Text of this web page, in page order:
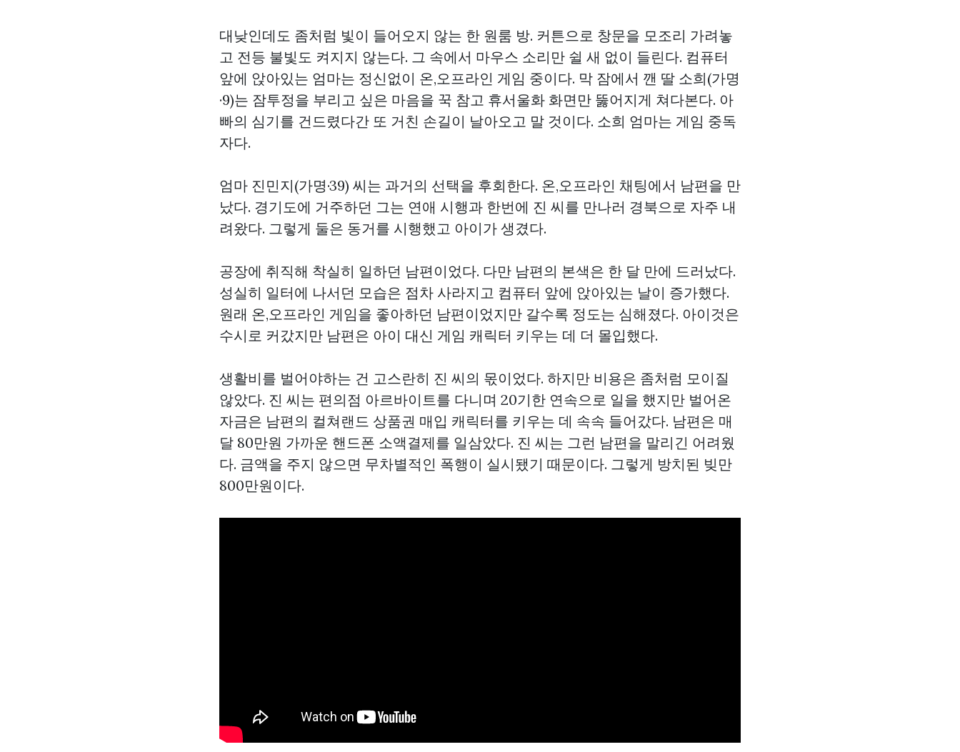
대낮인데도 좀처럼 빛이 들어오지 않는 한 원룸 방. 커튼으로 창문을 모조리 가려놓
고 전등 불빛도 켜지지 않는다. 그 속에서 마우스 소리만 쉴 새 없이 들린다. 컴퓨터
앞에 앉아있는 엄마는 정신없이 온,오프라인 게임 중이다. 막 잠에서 깬 딸 소희(가명
·9)는 잠투정을 부리고 싶은 마음을 꾹 참고 휴서울화 화면만 뚫어지게 쳐다본다. 아
빠의 심기를 건드렸다간 또 거친 손길이 날아오고 말 것이다. 소희 엄마는 게임 중독
자다.
엄마 진민지(가명·39) 씨는 과거의 선택을 후회한다. 온,오프라인 채팅에서 남편을 만
났다. 경기도에 거주하던 그는 연애 시행과 한번에 진 씨를 만나러 경북으로 자주 내
려왔다. 그렇게 둘은 동거를 시행했고 아이가 생겼다.
공장에 취직해 착실히 일하던 남편이었다. 다만 남편의 본색은 한 달 만에 드러났다.
성실히 일터에 나서던 모습은 점차 사라지고 컴퓨터 앞에 앉아있는 날이 증가했다.
원래 온,오프라인 게임을 좋아하던 남편이었지만 갈수록 정도는 심해졌다. 아이것은
수시로 커갔지만 남편은 아이 대신 게임 캐릭터 키우는 데 더 몰입했다.
생활비를 벌어야하는 건 고스란히 진 씨의 몫이었다. 하지만 비용은 좀처럼 모이질
않았다. 진 씨는 편의점 아르바이트를 다니며 20기한 연속으로 일을 했지만 벌어온
자금은 남편의 컬쳐랜드 상품권 매입 캐릭터를 키우는 데 속속 들어갔다. 남편은 매
달 80만원 가까운 핸드폰 소액결제를 일삼았다. 진 씨는 그런 남편을 말리긴 어려웠
다. 금액을 주지 않으면 무차별적인 폭행이 실시됐기 때문이다. 그렇게 방치된 빚만
800만원이다.